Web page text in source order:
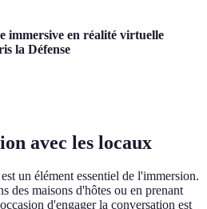
immersive en réalité virtuelle
la Défense
avec les locaux
un élément essentiel de l'immersion.
des maisons d'hôtes ou en prenant
d'engager la conversation est